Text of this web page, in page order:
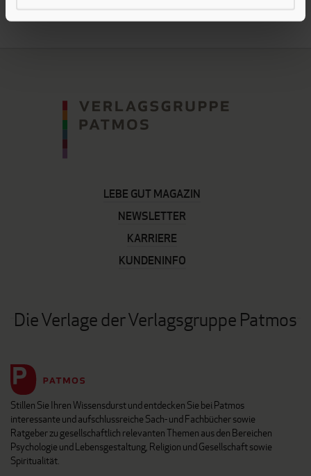
LEBE GUT MAGAZIN
NEWSLETTER
KARRIERE
KUNDENINFO
Die Verlage der Verlagsgruppe Patmos
Stillen Sie Ihren Wissensdurst und entdecken Sie bei Patmos
interessante und aufschlussreiche Sach- und Fachbücher sowie
Ratgeber zu gesellschaftlich relevanten Themen aus den Bereichen
Psychologie und Lebensgestaltung, Religion und Gesellschaft sowie
Spiritualität.